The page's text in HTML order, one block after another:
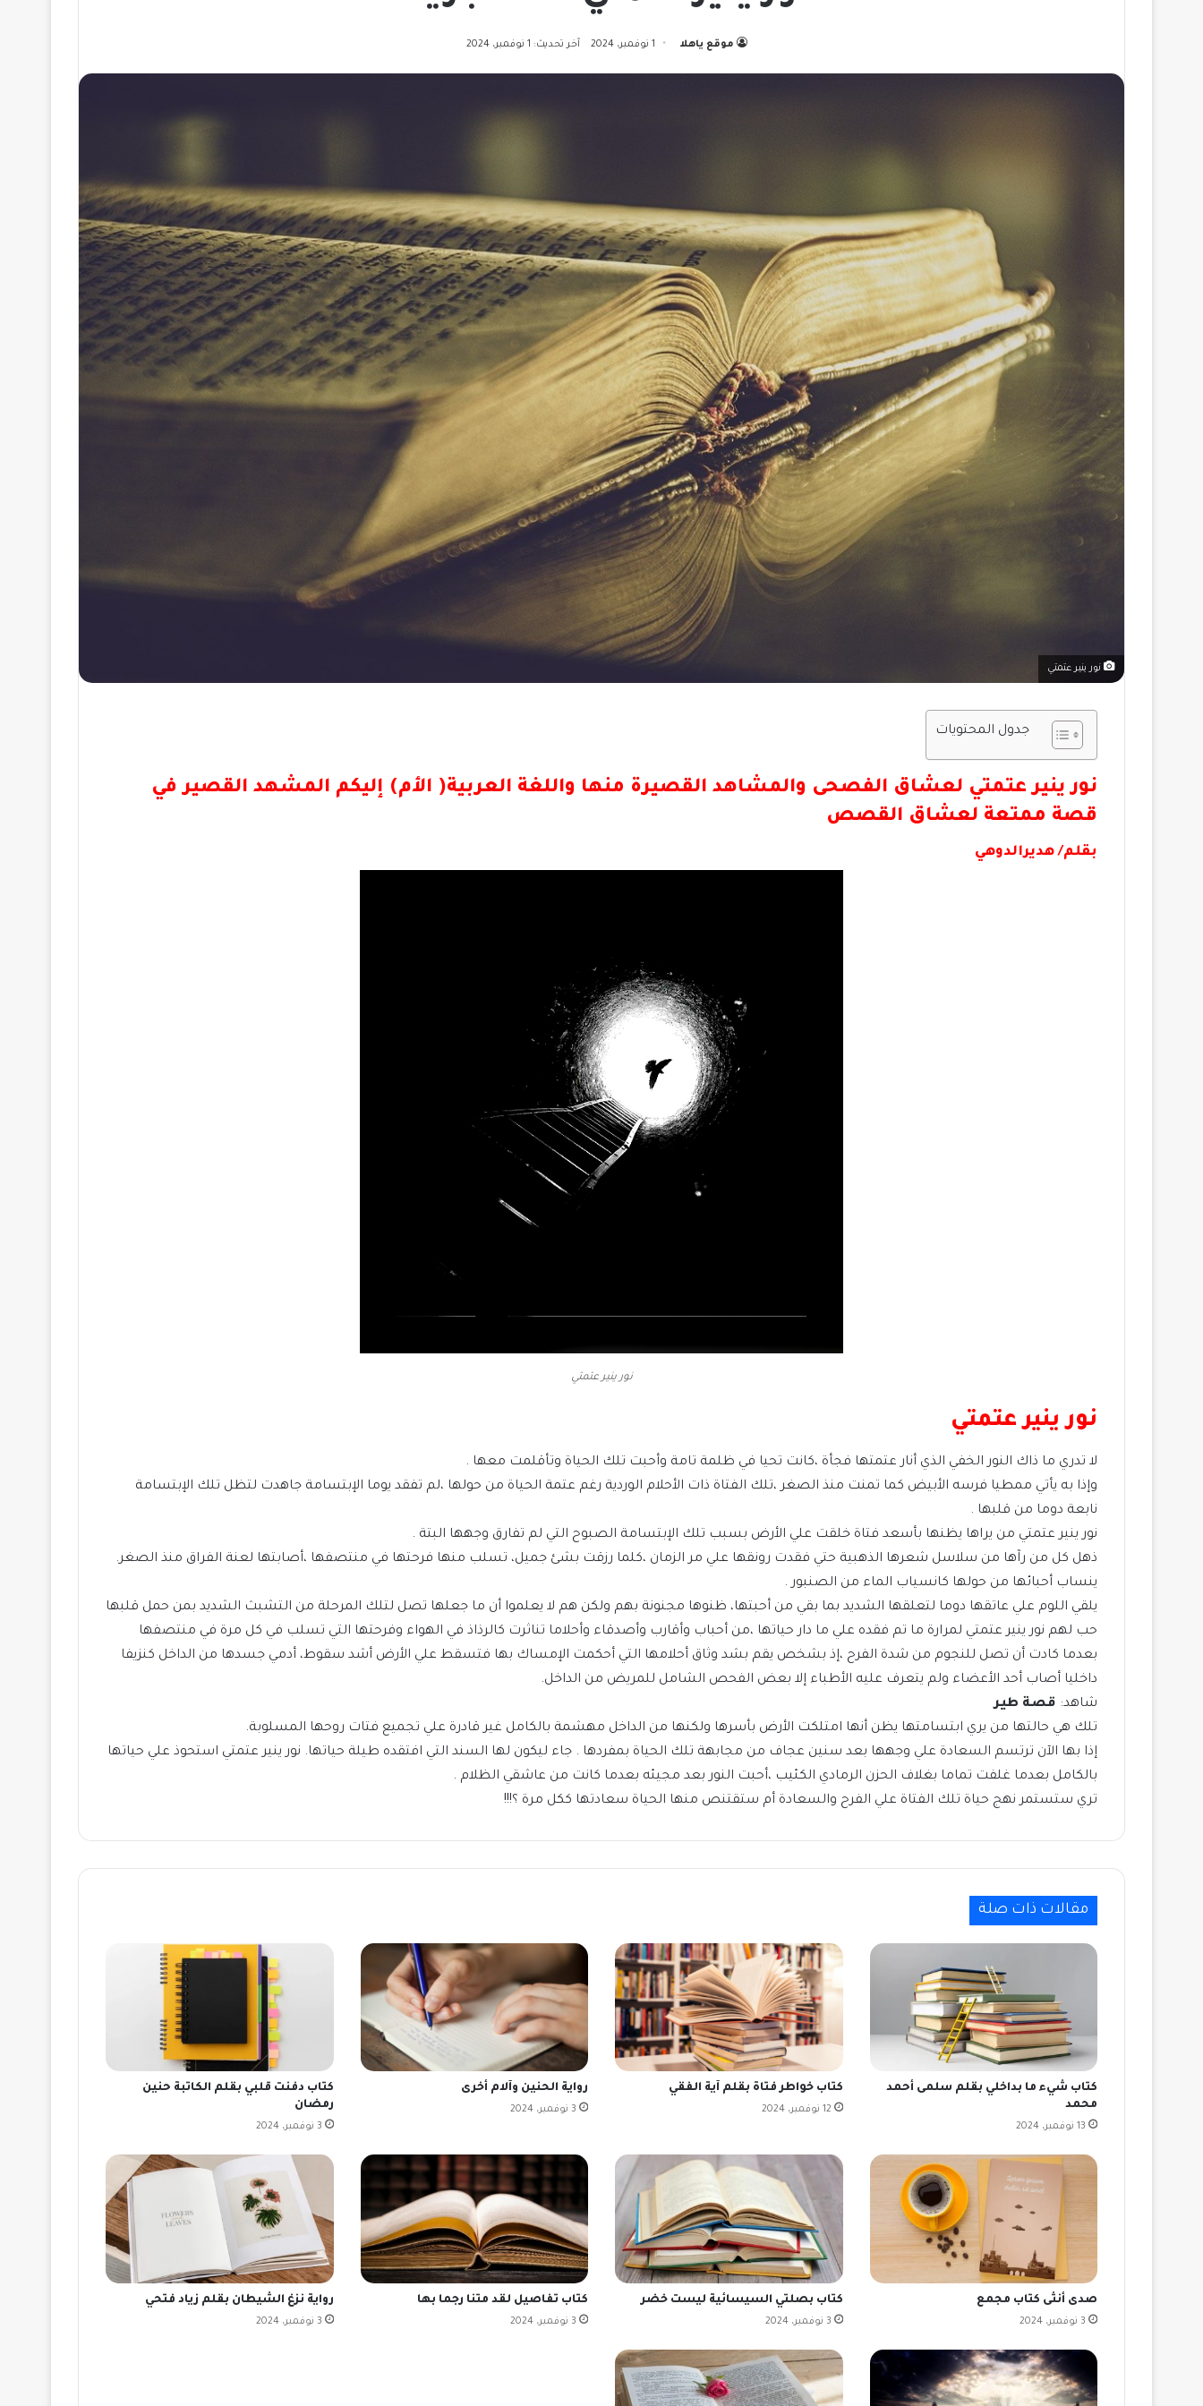
موقع ياهلا 1 نوفمبر، 2024 آخر تحديث: 1 نوفمبر، 2024
نور ينير عتمتي
جدول المحتويات
نور ينير عتمتي لعشاق الفصحى والمشاهد القصيرة منها واللغة العربية( الأم) إليكم المشهد القصير في
قصة ممتعة لعشاق القصص
بقلم/ هديرالدوهي
نور ينير عتمتي
نور ينير عتمتي
لا تدري ما ذاك النور الخفي الذي أنار عتمتها فجأة ،كانت تحيا في ظلمة تامة وأحبت تلك الحياة وتأقلمت معها .
وإذا به يأتي ممطيا فرسه الأبيض كما تمنت منذ الصغر ،تلك الفتاة ذات الأحلام الوردية رغم عتمة الحياة من حولها ،لم تفقد يوما الإبتسامة جاهدت لتظل تلك الإبتسامة
نابعة دوما من قلبها .
نور ينير عتمتي من يراها يظنها بأسعد فتاة خلقت علي الأرض بسبب تلك الإبتسامة الصبوح التي لم تفارق وجهها البتة .
ذهل كل من رآها من سلاسل شعرها الذهبية حتي فقدت رونقها علي مر الزمان ،كلما رزقت بشئ جميل، تسلب منها فرحتها في منتصفها ،أصابتها لعنة الفراق منذ الصغر.
ينساب أحبائها من حولها كانسياب الماء من الصنبور .
يلقي اللوم علي عاتقها دوما لتعلقها الشديد بما بقي من أحبتها، ظنوها مجنونة بهم ولكن هم لا يعلموا أن ما جعلها تصل لتلك المرحلة من التشبث الشديد بمن حمل قلبها
حب لهم نور ينير عتمتي لمرارة ما تم فقده علي ما دار حياتها ،من أحباب وأقارب وأصدقاء وأحلاما تناثرت كالرذاذ في الهواء وفرحتها التي تسلب في كل مرة في منتصفها
بعدما كادت أن تصل للنجوم من شدة الفرح ،إذ بشخص يقم بشد وثاق أحلامها التي أحكمت الإمساك بها فتسقط علي الأرض أشد سقوط، أدمي جسدها من الداخل كنزيفا
داخليا أصاب أحد الأعضاء ولم يتعرف عليه الأطباء إلا بعض الفحص الشامل للمريض من الداخل.
شاهد: قصة طير
تلك هي حالتها من يري ابتسامتها يظن أنها امتلكت الأرض بأسرها ولكنها من الداخل مهشمة بالكامل غير قادرة علي تجميع فتات روحها المسلوبة.
إذا بها الآن ترتسم السعادة علي وجهها بعد سنين عجاف من مجابهة تلك الحياة بمفردها . جاء ليكون لها السند التي افتقده طيلة حياتها. نور ينير عتمتي استحوذ علي حياتها
بالكامل بعدما غلفت تماما بغلاف الحزن الرمادي الكئيب ،أحبت النور بعد مجيئه بعدما كانت من عاشقي الظلام .
تري ستستمر نهج حياة تلك الفتاة علي الفرح والسعادة أم ستقتنص منها الحياة سعادتها ككل مرة ؟!!!
مقالات ذات صلة
كتاب شيء ما بداخلي بقلم سلمى أحمد
محمد
13 نوفمبر، 2024
كتاب خواطر فتاة بقلم آية الفقي
12 نوفمبر، 2024
رواية الحنين وآلام أخرى
3 نوفمبر، 2024
كتاب دفنت قلبي بقلم الكاتبة حنين
رمضان
3 نوفمبر، 2024
صدى أنثى كتاب مجمع
3 نوفمبر، 2024
كتاب بصلتي السيسائية ليست خضر
3 نوفمبر، 2024
كتاب تفاصيل لقد متنا رجما بها
3 نوفمبر، 2024
رواية نزغ الشيطان بقلم زياد فتحي
3 نوفمبر، 2024